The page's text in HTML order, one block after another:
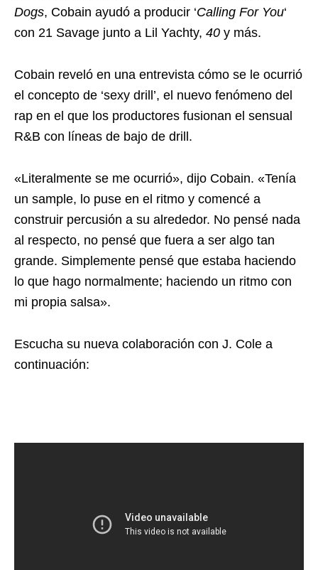
Dogs, Cobain ayudó a producir ‘Calling For You‘
con 21 Savage junto a Lil Yachty, 40 y más.
Cobain reveló en una entrevista cómo se le ocurrió
el concepto de ‘sexy drill’, el nuevo fenómeno del
rap en el que los productores fusionan el sensual
R&B con líneas de bajo de drill.
«Literalmente se me ocurrió», dijo Cobain. «Tenía
un sample, lo puse en el ritmo y comencé a
construir percusión a su alrededor. No pensé nada
al respecto, no pensé que fuera a ser algo tan
grande. Simplemente pensé que estaba haciendo
lo que hago normalmente; haciendo un ritmo con
mi propia salsa».
Escucha su nueva colaboración con J. Cole a
continuación: